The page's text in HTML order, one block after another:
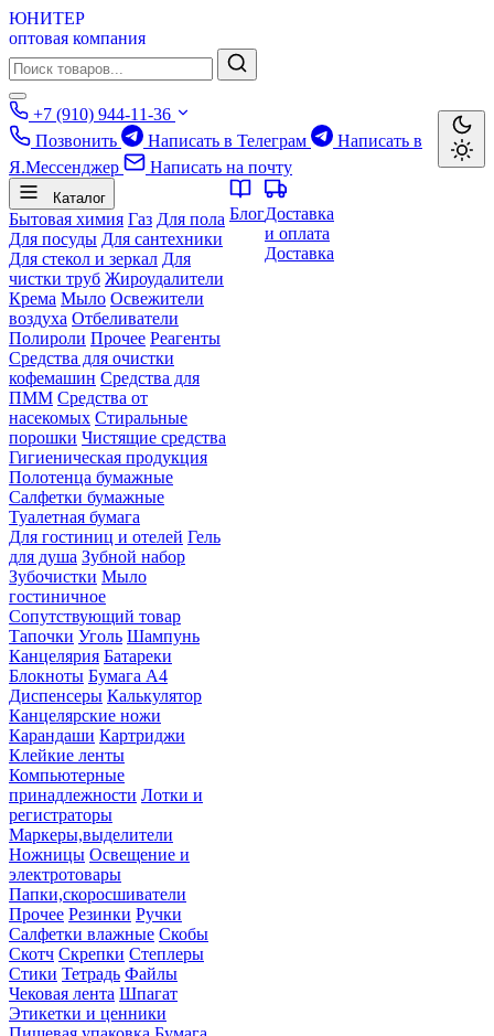
ЮНИТЕР
оптовая компания
+7 (910) 944-11-36
Позвонить
Написать в Телеграм
Написать в
Я.Мессенджер
Написать на почту
Каталог
Бытовая химия Газ Для пола
Для посуды Для сантехники
Для стекол и зеркал Для
чистки труб Жироудалители
Крема Мыло Освежители
воздуха Отбеливатели
Полироли Прочее Реагенты
Средства для очистки
кофемашин Средства для
ПММ Средства от
насекомых Стиральные
порошки Чистящие средства
Гигиеническая продукция
Полотенца бумажные
Салфетки бумажные
Туалетная бумага
Для гостиниц и отелей Гель
для душа Зубной набор
Зубочистки Мыло
гостиничное
Сопутствующий товар
Тапочки Уголь Шампунь
Канцелярия Батареки
Блокноты Бумага А4
Диспенсеры Калькулятор
Канцелярские ножи
Карандаши Картриджи
Клейкие ленты
Компьютерные
принадлежности Лотки и
регистраторы
Маркеры,выделители
Ножницы Освещение и
электротовары
Папки,скоросшиватели
Прочее Резинки Ручки
Салфетки влажные Скобы
Скотч Скрепки Степлеры
Стики Тетрадь Файлы
Чековая лента Шпагат
Этикетки и ценники
БлогДоставка
и оплата
Доставка